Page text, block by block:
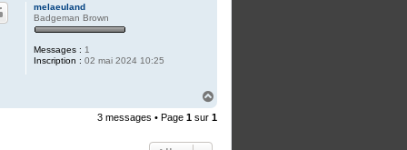
t
e
e
melaeuland
Badgeman Brown
Messages : 1
Inscription : 02 mai 2024 10:25
u
3 messages • Page 1 sur 1